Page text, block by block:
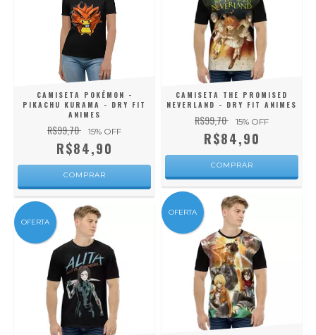
CAMISETA POKÉMON -
PIKACHU KURAMA - DRY FIT
ANIMES
R$99,70 15% OFF
R$84,90
COMPRAR
CAMISETA THE PROMISED
NEVERLAND - DRY FIT ANIMES
R$99,70 15% OFF
R$84,90
COMPRAR
OFERTA
OFERTA